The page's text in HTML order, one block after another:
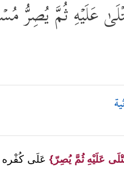
عَلَیۡهِ ثُمَّ یُصِرُّ
عَلَيْهِ ثُمَّ يُصِرّ}عَلَى كُفْره